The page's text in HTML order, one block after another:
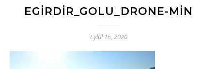
EGIRDIR_GOLU_DRONE-MIN
Eylül 15, 2020